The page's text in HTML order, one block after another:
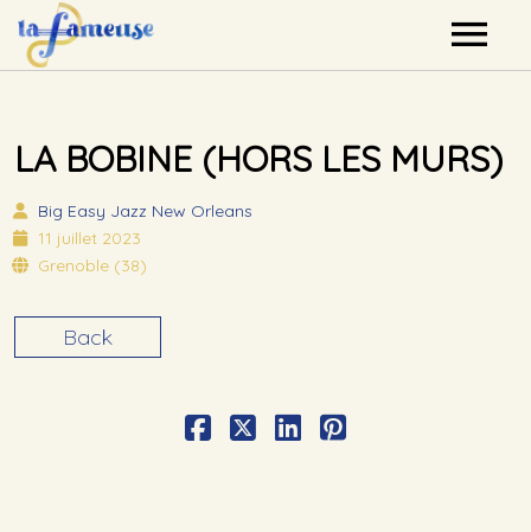
Agenda
Label
LA BOBINE (HORS LES MURS)
Big Easy Jazz New Orleans
11 juillet 2023
Grenoble (38)
Back